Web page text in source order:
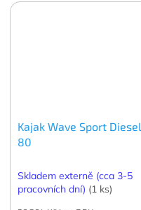
Kajak Wave Sport Diesel
80
Skladem externě (cca 3-5
pracovních dní) (1 ks)